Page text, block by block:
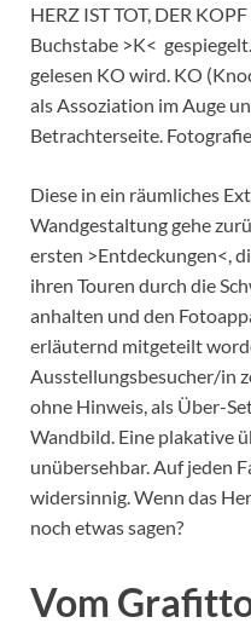
HERZ IST TOT, DER
Buchstabe >K<
gelesen KO wird. KO
als Assoziation im Auge
Betrachterseite.
Diese in ein räumliches
Wandgestaltung gehe
ersten >Entdeckungen<,
ihren Touren durch die
anhalten und den
erläuternd mitgeteilt
Ausstellungsbesucher/in
ohne Hinweis, als Über-
Wandbild. Eine plakative
unübersehbar. Auf jeden
widersinnig. Wenn das
noch etwas sagen?
Vom